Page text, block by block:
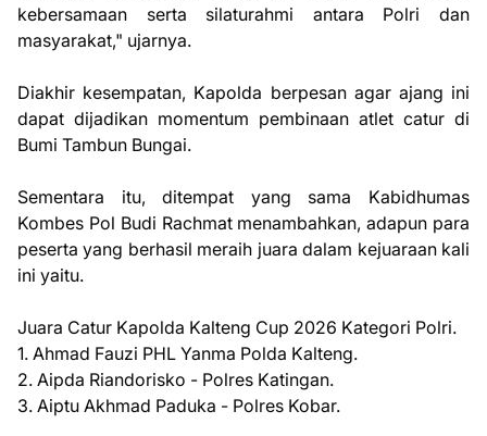
kebersamaan serta silaturahmi antara Polri dan
masyarakat," ujarnya.
Diakhir kesempatan, Kapolda berpesan agar ajang ini
dapat dijadikan momentum pembinaan atlet catur di
Bumi Tambun Bungai.
Sementara itu, ditempat yang sama Kabidhumas
Kombes Pol Budi Rachmat menambahkan, adapun para
peserta yang berhasil meraih juara dalam kejuaraan kali
ini yaitu.
Juara Catur Kapolda Kalteng Cup 2026 Kategori Polri.
1. Ahmad Fauzi PHL Yanma Polda Kalteng.
2. Aipda Riandorisko - Polres Katingan.
3. Aiptu Akhmad Paduka - Polres Kobar.